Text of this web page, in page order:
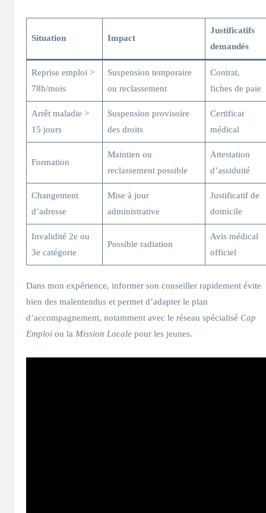
Situation Impact
Justificatifs
demandés
Reprise emploi >
78h/mois
Suspension temporaire
ou reclassement
Contrat,
fiches de paie
Arrêt maladie >
15 jours
Suspension provisoire
des droits
Certificat
médical
Formation
Maintien ou
reclassement possible
Attestation
d’assiduité
Changement
d’adresse
Mise à jour
administrative
Justificatif de
domicile
Invalidité 2e ou
3e catégorie
Possible radiation
Avis médical
officiel
Dans mon expérience, informer son conseiller rapidement évite
bien des malentendus et permet d’adapter le plan
d’accompagnement, notamment avec le réseau spécialisé Cap
Emploi ou la Mission Locale pour les jeunes.